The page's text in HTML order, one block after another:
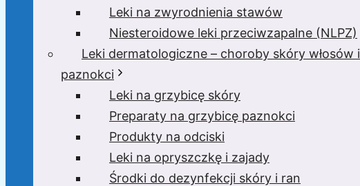
Leki na zwyrodnienia stawów
Niesteroidowe leki przeciwzapalne (NLPZ)
Leki dermatologiczne – choroby skóry włosów i
paznokci
Leki na grzybicę skóry
Preparaty na grzybicę paznokci
Produkty na odciski
Leki na opryszczkę i zajady
Środki do dezynfekcji skóry i ran